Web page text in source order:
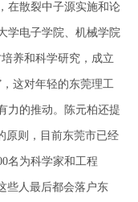
散裂中子源实施和论
学电子学院、机械学院
养和科学研究，成立
这对年轻的东莞理工
力的推动。陈元柏还提
原则，目前东莞市已经
名为科学家和工程
些人最后都会落户东